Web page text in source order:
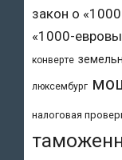
закон о
«1000-
конверте
люксембург
налоговая